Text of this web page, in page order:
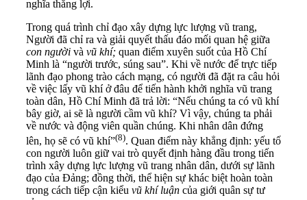
nghĩa thắng lợi.
Trong quá trình chỉ đạo xây dựng lực lượng vũ trang,
Người đã chỉ ra và giải quyết thấu đáo mối quan hệ giữa
con người và vũ khí; quan điểm xuyên suốt của Hồ Chí
Minh là “người trước, súng sau”. Khi về nước để trực tiếp
lãnh đạo phong trào cách mạng, có người đã đặt ra câu hỏi
về việc lấy vũ khí ở đâu để tiến hành khởi nghĩa vũ trang
toàn dân, Hồ Chí Minh đã trả lời: “Nếu chúng ta có vũ khí
bây giờ, ai sẽ là người cầm vũ khí? Vì vậy, chúng ta phải
về nước và động viên quần chúng. Khi nhân dân đứng
lên, họ sẽ có vũ khí”(8). Quan điểm này khẳng định: yếu tố
con người luôn giữ vai trò quyết định hàng đầu trong tiến
trình xây dựng lực lượng vũ trang nhân dân, dưới sự lãnh
đạo của Đảng; đồng thời, thể hiện sự khác biệt hoàn toàn
trong cách tiếp cận kiểu vũ khí luận của giới quân sự tư